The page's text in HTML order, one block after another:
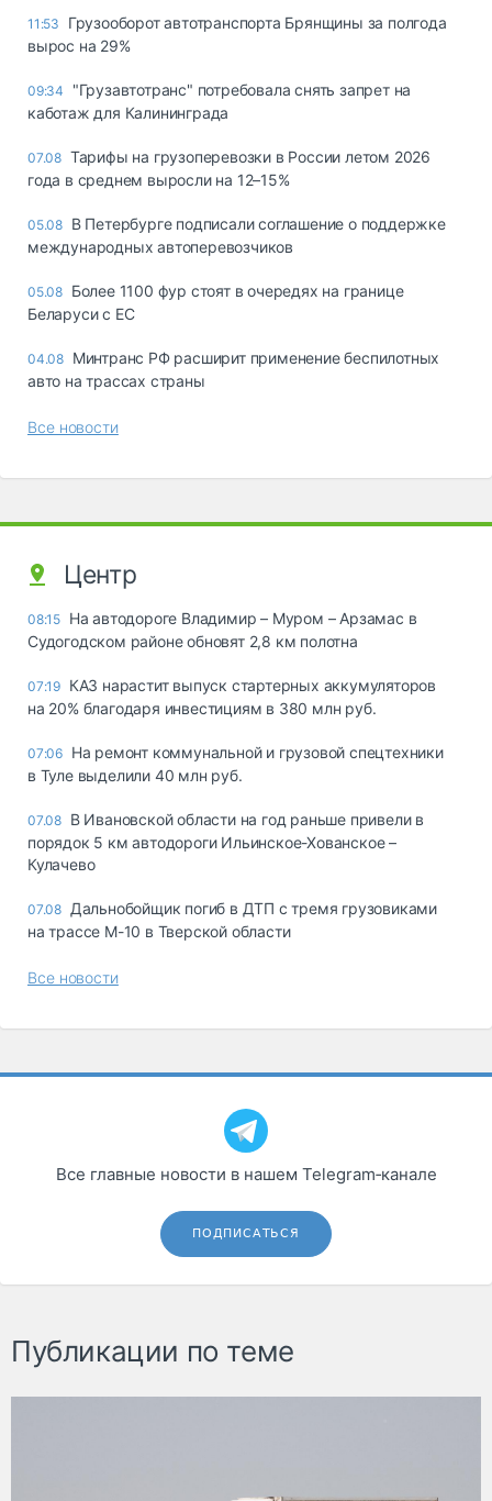
11:53
Грузооборот автотранспорта Брянщины за полгода
вырос на 29%
09:34
"Грузавтотранс" потребовала снять запрет на
каботаж для Калининграда
07.08 Тарифы на грузоперевозки в России летом 2026
года в среднем выросли на 12–15%
05.08 В Петербурге подписали соглашение о поддержке
международных автоперевозчиков
05.08 Более 1100 фур стоят в очередях на границе
Беларуси с ЕС
04.08 Минтранс РФ расширит применение беспилотных
авто на трассах страны
Все новости
Центр
08:15 На автодороге Владимир – Муром – Арзамас в
Судогодском районе обновят 2,8 км полотна
07:19 КАЗ нарастит выпуск стартерных аккумуляторов
на 20% благодаря инвестициям в 380 млн руб.
07:06 На ремонт коммунальной и грузовой спецтехники
в Туле выделили 40 млн руб.
07.08 В Ивановской области на год раньше привели в
порядок 5 км автодороги Ильинское-Хованское –
Кулачево
07.08 Дальнобойщик погиб в ДТП с тремя грузовиками
на трассе М-10 в Тверской области
Все новости
Все главные новости в нашем Telegram‑канале
ПОДПИСАТЬСЯ
Публикации по теме